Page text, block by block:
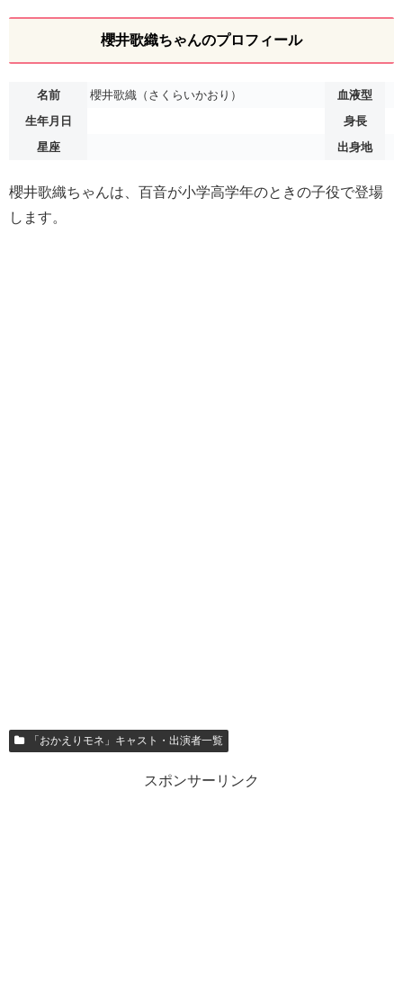
櫻井歌織ちゃんのプロフィール
名前 櫻井歌織（さくらいかおり）
血液型
生年月日
身長
星座
出身地
櫻井歌織ちゃんは、百音が小学高学年のときの子役で登場
します。
「おかえりモネ」キャスト・出演者一覧
スポンサーリンク